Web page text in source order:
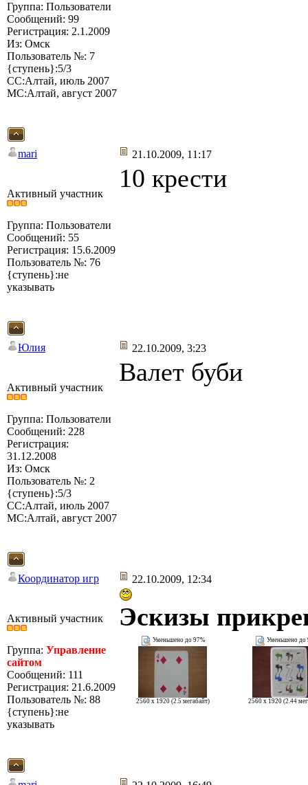
Группа: Пользователи
Сообщений: 99
Регистрация: 2.1.2009
Из: Омск
Пользователь №: 7
{ступень}:5/3
СС:Алтай, июль 2007
МС:Алтай, август 2007
mari 21.10.2009, 11:17
Активный участник
Группа: Пользователи
Сообщений: 55
Регистрация: 15.6.2009
Пользователь №: 76
{ступень}:не
указывать
10 крести
Юлия 22.10.2009, 3:23
Активный участник
Группа: Пользователи
Сообщений: 228
Регистрация:
31.12.2008
Из: Омск
Пользователь №: 2
{ступень}:5/3
СС:Алтай, июль 2007
МС:Алтай, август 2007
Валет буби
Координатор игр 22.10.2009, 12:34
Активный участник
Группа: Управление
сайтом
Сообщений: 111
Регистрация: 21.6.2009
Пользователь №: 88
{ступень}:не
указывать
Эскизы
Уменьшено до 97%
2560 x 1920 (2.5 мегабайт)
Уменьшено до
2560 x 1920 (2.44